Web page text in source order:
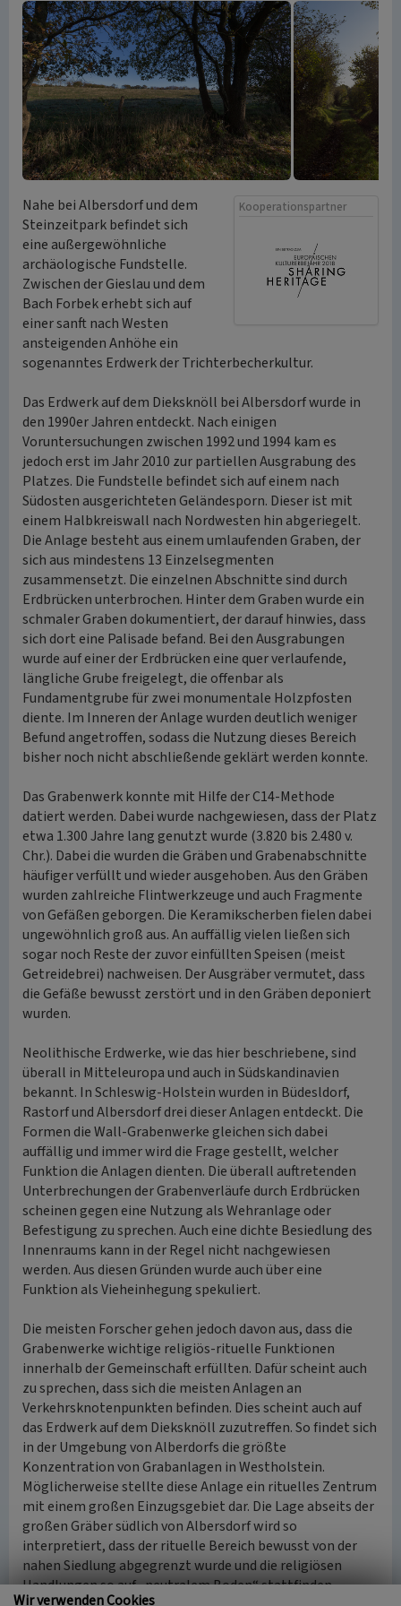
Kooperationspartner
Nahe bei Albersdorf und dem
Steinzeitpark befindet sich
eine außergewöhnliche
archäologische Fundstelle.
Zwischen der Gieslau und dem
Bach Forbek erhebt sich auf
einer sanft nach Westen
ansteigenden Anhöhe ein
sogenanntes Erdwerk der Trichterbecherkultur.
Das Erdwerk auf dem Dieksknöll bei Albersdorf wurde in
den 1990er Jahren entdeckt. Nach einigen
Voruntersuchungen zwischen 1992 und 1994 kam es
jedoch erst im Jahr 2010 zur partiellen Ausgrabung des
Platzes. Die Fundstelle befindet sich auf einem nach
Südosten ausgerichteten Geländesporn. Dieser ist mit
einem Halbkreiswall nach Nordwesten hin abgeriegelt.
Die Anlage besteht aus einem umlaufenden Graben, der
sich aus mindestens 13 Einzelsegmenten
zusammensetzt. Die einzelnen Abschnitte sind durch
Erdbrücken unterbrochen. Hinter dem Graben wurde ein
schmaler Graben dokumentiert, der darauf hinwies, dass
sich dort eine Palisade befand. Bei den Ausgrabungen
wurde auf einer der Erdbrücken eine quer verlaufende,
längliche Grube freigelegt, die offenbar als
Fundamentgrube für zwei monumentale Holzpfosten
diente. Im Inneren der Anlage wurden deutlich weniger
Befund angetroffen, sodass die Nutzung dieses Bereich
bisher noch nicht abschließende geklärt werden konnte.
Das Grabenwerk konnte mit Hilfe der C14-Methode
datiert werden. Dabei wurde nachgewiesen, dass der Platz
etwa 1.300 Jahre lang genutzt wurde (3.820 bis 2.480 v.
Chr.). Dabei die wurden die Gräben und Grabenabschnitte
häufiger verfüllt und wieder ausgehoben. Aus den Gräben
wurden zahlreiche Flintwerkzeuge und auch Fragmente
von Gefäßen geborgen. Die Keramikscherben fielen dabei
ungewöhnlich groß aus. An auffällig vielen ließen sich
sogar noch Reste der zuvor einfüllten Speisen (meist
Getreidebrei) nachweisen. Der Ausgräber vermutet, dass
die Gefäße bewusst zerstört und in den Gräben deponiert
wurden.
Neolithische Erdwerke, wie das hier beschriebene, sind
überall in Mitteleuropa und auch in Südskandinavien
bekannt. In Schleswig-Holstein wurden in Büdesldorf,
Rastorf und Albersdorf drei dieser Anlagen entdeckt. Die
Formen die Wall-Grabenwerke gleichen sich dabei
auffällig und immer wird die Frage gestellt, welcher
Funktion die Anlagen dienten. Die überall auftretenden
Unterbrechungen der Grabenverläufe durch Erdbrücken
scheinen gegen eine Nutzung als Wehranlage oder
Befestigung zu sprechen. Auch eine dichte Besiedlung des
Innenraums kann in der Regel nicht nachgewiesen
werden. Aus diesen Gründen wurde auch über eine
Funktion als Vieheinhegung spekuliert.
Die meisten Forscher gehen jedoch davon aus, dass die
Grabenwerke wichtige religiös-rituelle Funktionen
innerhalb der Gemeinschaft erfüllten. Dafür scheint auch
zu sprechen, dass sich die meisten Anlagen an
Verkehrsknotenpunkten befinden. Dies scheint auch auf
das Erdwerk auf dem Dieksknöll zuzutreffen. So findet sich
in der Umgebung von Alberdorfs die größte
Konzentration von Grabanlagen in Westholstein.
Möglicherweise stellte diese Anlage ein rituelles Zentrum
mit einem großen Einzugsgebiet dar. Die Lage abseits der
großen Gräber südlich von Albersdorf wird so
interpretiert, dass der rituelle Bereich bewusst von der
nahen Siedlung abgegrenzt wurde und die religiösen
Handlungen so auf „neutralem Boden“ stattfinden
Wir verwenden Cookies